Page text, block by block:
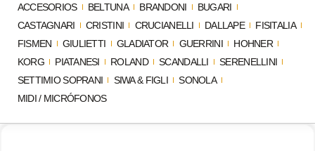
ACCESORIOS BELTUNA BRANDONI
BUGARI
CASTAGNARI
CRISTINI CRUCIANELLI DALLAPE
FISITALIA
FISMEN
GIULIETTI GLADIATOR GUERRINI
HOHNER
KORG
PIATANESI ROLAND SCANDALLI
SERENELLINI
SETTIMIO SOPRANI
SIWA & FIGLI
SONOLA
MIDI / MICRÓFONOS